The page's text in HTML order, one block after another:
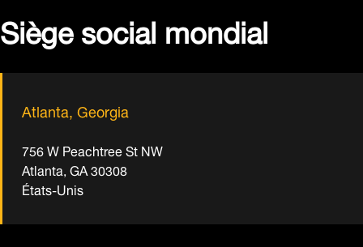
Siège social mondial
Atlanta, Georgia
756 W Peachtree St NW
Atlanta, GA 30308
États-Unis